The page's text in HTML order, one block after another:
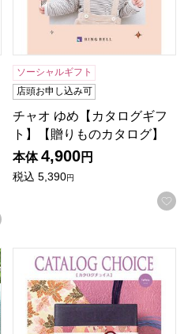
お気に入りに登録する
ソーシャルギフト
店頭お申し込み可
チャオ ゆめ【カタログギフ
ト】【贈りものカタログ】
本体 4,900円
税込 5,390円
アイリス【カタログギフト】
カタログチョイス タフタ【